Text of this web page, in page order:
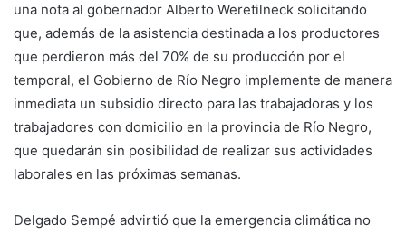
una nota al gobernador Alberto Weretilneck solicitando
que, además de la asistencia destinada a los productores
que perdieron más del 70% de su producción por el
temporal, el Gobierno de Río Negro implemente de manera
inmediata un subsidio directo para las trabajadoras y los
trabajadores con domicilio en la provincia de Río Negro,
que quedarán sin posibilidad de realizar sus actividades
laborales en las próximas semanas.
Delgado Sempé advirtió que la emergencia climática no